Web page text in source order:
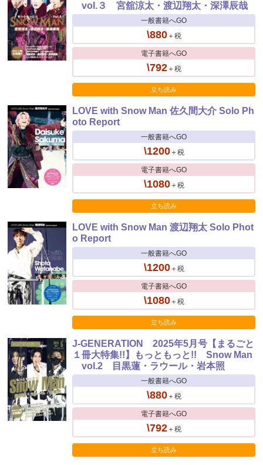
vol.３ 宮舘涼太・渡辺翔太・深澤辰哉
一般書籍へGO
\880＋税
電子書籍へGO
\792＋税
立ち読み
LOVE with Snow Man 佐久間大介 Solo Ph
oto Report
一般書籍へGO
\1200＋税
電子書籍へGO
\1080＋税
立ち読み
LOVE with Snow Man 渡辺翔太 Solo Phot
o Report
一般書籍へGO
\1200＋税
電子書籍へGO
\1080＋税
立ち読み
J-GENERATION 2025年5月号【まるごと
１冊大特集!!】もっともっと!! Snow Man
vol.2 目黒蓮・ラウール・岩本照
一般書籍へGO
\880＋税
電子書籍へGO
\792＋税
立ち読み